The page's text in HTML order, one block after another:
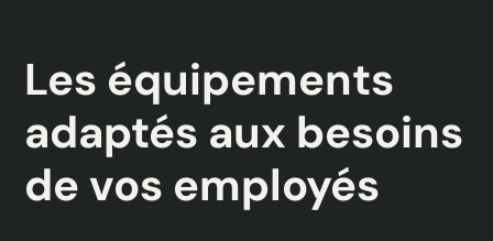
Les équipements
adaptés aux besoins
de vos employés